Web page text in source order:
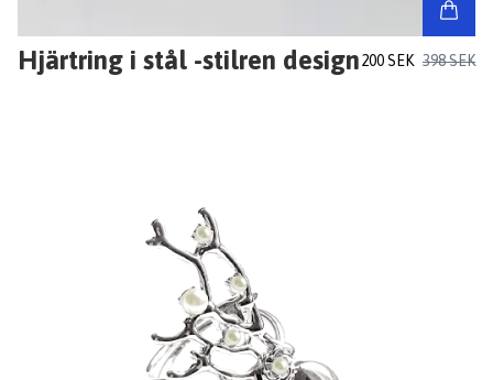
Hjärtring i stål -stilren design200 SEK 398 SEK